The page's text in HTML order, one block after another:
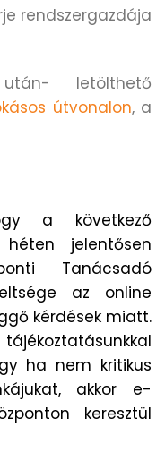
rendszergazdája
letölthető
útvonalon, a
a következő
jelentősen
Tanácsadó
az online
kérdések miatt.
tájékoztatásunkkal
ha nem kritikus
akkor e-
keresztül